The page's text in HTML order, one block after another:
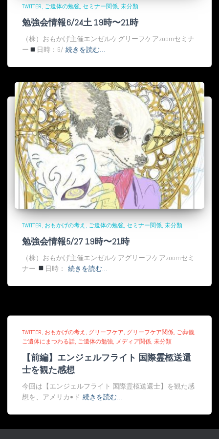
TWITTER ご遺体の勉強 セミナー関係 未分類
勉強会情報6/24土 19時〜21時
（株）おもかげ主催エンゼルケグリーフケアzoomセミナ
ー
日時：6/ 続きを読む…
TWITTER おもかげの考え ご遺体の勉強 セミナー関係 未分類
勉強会情報5/27 19時〜21時
（株）おもかげ主催エンゼルケアグリーフケアzoomセミ
ナー
日時： 続きを読む…
TWITTER おもかげの考え グリーフケア グリーフケア関係 ご葬儀
ご遺体にまつわる話 ご遺体の勉強 メディア関係 未分類
【前編】エンジェルフライト 国際霊柩送還
士を観た感想
今回は【エンジェルフライト 国際霊柩送還士】を観た感
想を、アメリカ•ド 続きを読む…